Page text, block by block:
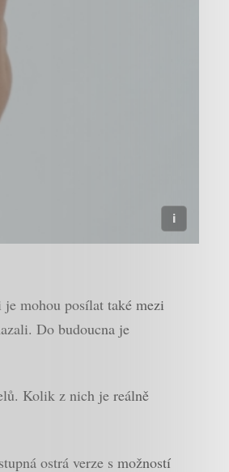
mohou posílat také mezi
Do budoucna je
Kolik z nich je reálně
ostrá verze s možností